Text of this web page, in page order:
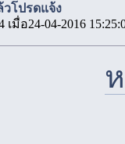
วโปรดแจ้ง
เมื่อ24-04-2016